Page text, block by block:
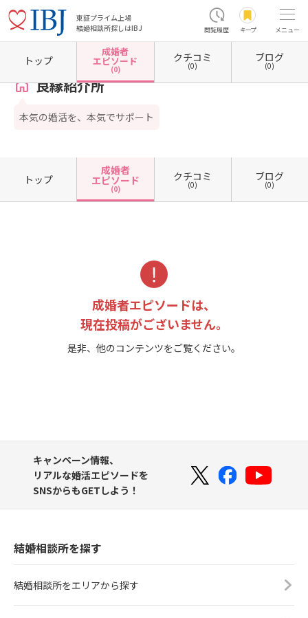
東証プライム上場
結婚相談所探しはIBJ
閲覧履歴 キープ メニュー
ホーム 岩手県の結婚相談所 岩手県八幡平市 良縁紹介所 成婚者エピソード一覧
良縁紹介所
本気の婚活を、本気でサポート
トップ
成婚者
エピソード
(0)
クチコミ
(0)
ブログ
(0)
トップ
成婚者
エピソード
(0)
クチコミ
(0)
ブログ
(0)
成婚者エピソードは、
現在投稿がございません。
是非、他のコンテンツをご覧ください。
キャンペーン情報、
リアルな婚活エピソードを
SNSからもGETしよう！
結婚相談所を探す
結婚相談所をエリアから探す